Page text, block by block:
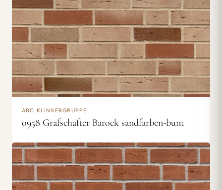
ABC KLINKERGRUPPE
0958 Grafschafter Barock sandfarben-bunt